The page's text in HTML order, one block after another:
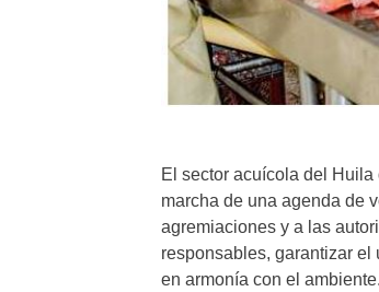
El sector acuícola del
marcha de una agenda de
agremiaciones y a las
responsables, garantizar
en armonía con el ambiente.